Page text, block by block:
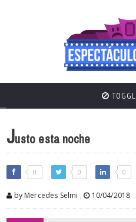
Justo esta noche
0 0 0
by Mercedes Selmi , 10/04/2018